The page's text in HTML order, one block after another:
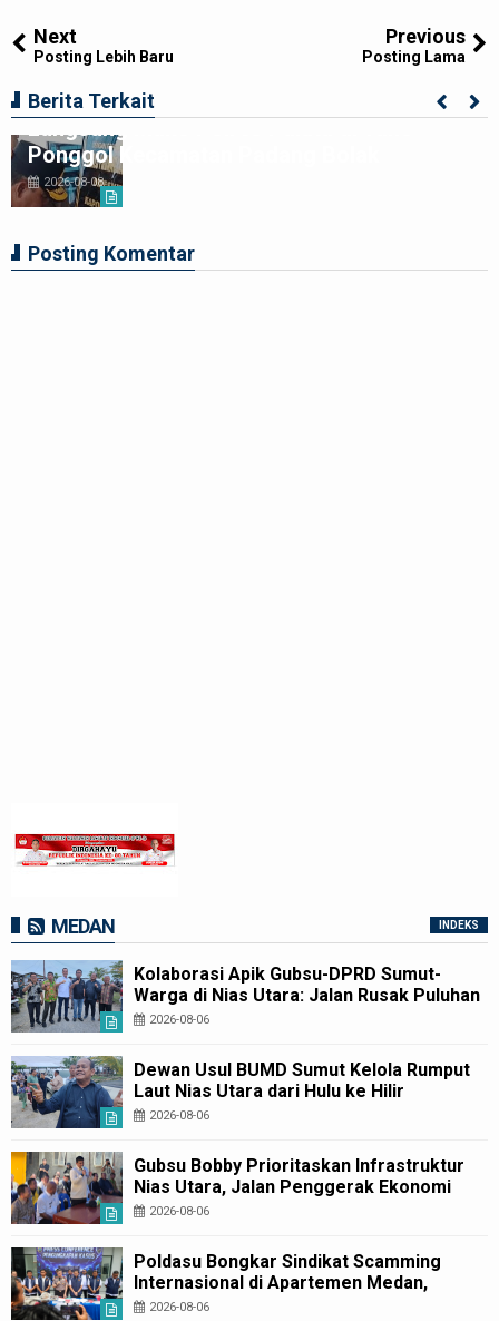
Next
Posting Lebih Baru
Previous
Posting Lama
Berita Terkait
Kapolda Sumatera Utara Irjen Pol Whisnu
Hermawan Februanto Resmikan Secara
Ponggol Kecamatan Padang Bolak
2026-08-08
Posting Komentar
MEDAN INDEKS
Kolaborasi Apik Gubsu-DPRD Sumut-
Warga di Nias Utara: Jalan Rusak Puluhan
Tahun Akhirnya Diperbaiki
2026-08-06
Dewan Usul BUMD Sumut Kelola Rumput
Laut Nias Utara dari Hulu ke Hilir
2026-08-06
Gubsu Bobby Prioritaskan Infrastruktur
Nias Utara, Jalan Penggerak Ekonomi
Mulai Dibenahi
2026-08-06
Poldasu Bongkar Sindikat Scamming
Internasional di Apartemen Medan,
Korban Rugi Rp6,7 Miliar
2026-08-06